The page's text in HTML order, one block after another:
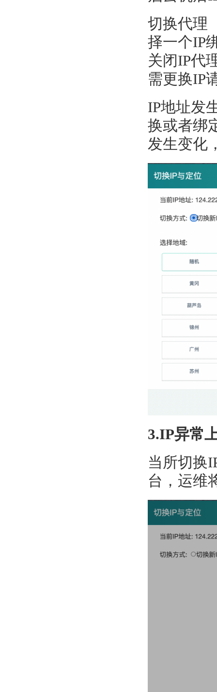
切换代理
择一个IP
关闭IP代
需更换IP
IP地址发
换或者绑
发生变化
3.IP异常
当所切换
台，运维